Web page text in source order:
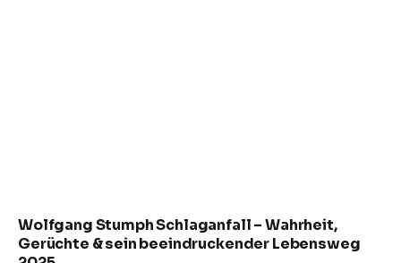
Wolfgang Stumph Schlaganfall – Wahrheit,
Gerüchte & sein beeindruckender Lebensweg